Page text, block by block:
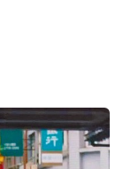
兩制」不走樣